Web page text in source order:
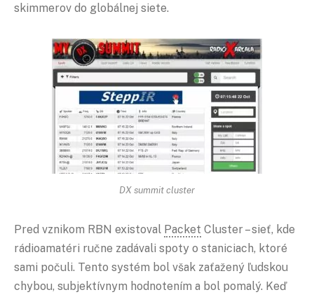
skimmerov do globálnej siete.
DX summit cluster
Pred vznikom RBN existoval Packet Cluster – sieť, kde
rádioamatéri ručne zadávali spoty o staniciach, ktoré
sami počuli. Tento systém bol však zaťažený ľudskou
chybou, subjektívnym hodnotením a bol pomalý. Keď